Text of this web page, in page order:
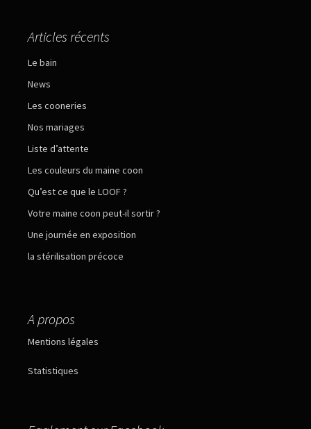
Articles récents
Le bain
News
Les cooneries
Nos mariages
Liste d’attente
Les couleurs du maine coon
Qu’est ce que le LOOF ?
Votre maine coon peut-il sortir ?
Une journée en exposition
la stérilisation précoce
A propos
Mentions légales
Statistiques